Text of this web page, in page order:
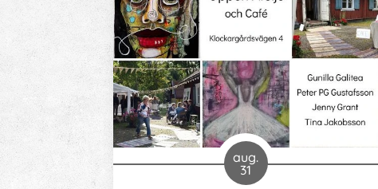
aug.
31